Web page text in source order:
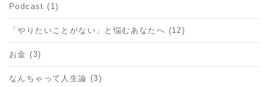
Podcast (1)
「やりたいことがない」と悩むあなたへ (12)
お金 (3)
なんちゃって人生論 (3)